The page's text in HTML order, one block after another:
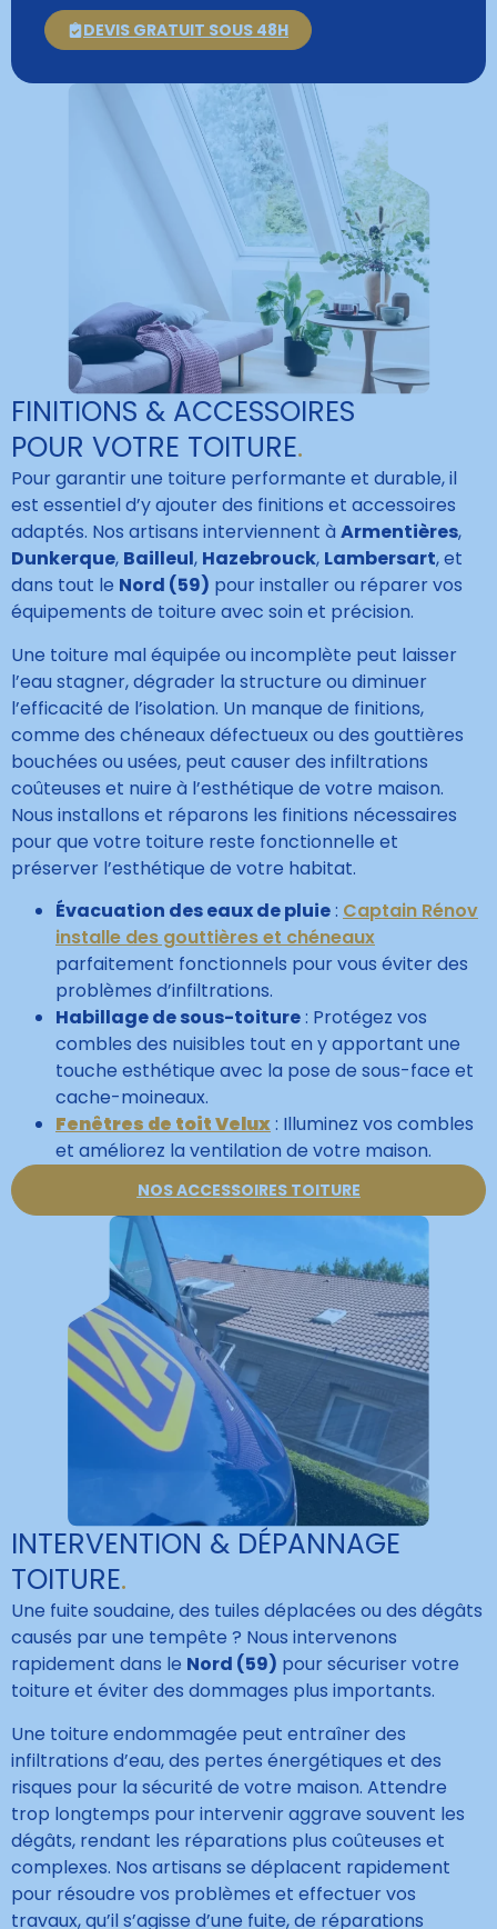
DEVIS GRATUIT SOUS 48H
FINITIONS & ACCESSOIRES
POUR VOTRE TOITURE.
Pour garantir une toiture performante et durable, il
est essentiel d’y ajouter des finitions et accessoires
adaptés. Nos artisans interviennent à Armentières,
Dunkerque, Bailleul, Hazebrouck, Lambersart, et
dans tout le Nord (59) pour installer ou réparer vos
équipements de toiture avec soin et précision.
Une toiture mal équipée ou incomplète peut laisser
l’eau stagner, dégrader la structure ou diminuer
l’efficacité de l’isolation. Un manque de finitions,
comme des chéneaux défectueux ou des gouttières
bouchées ou usées, peut causer des infiltrations
coûteuses et nuire à l’esthétique de votre maison.
Nous installons et réparons les finitions nécessaires
pour que votre toiture reste fonctionnelle et
préserver l’esthétique de votre habitat.
Évacuation des eaux de pluie: Captain Rénov
installe des gouttières et chéneaux
parfaitement fonctionnels pour vous éviter des
problèmes d’infiltrations.
Habillage de sous-toiture: Protégez vos
combles des nuisibles tout en y apportant une
touche esthétique avec la pose de sous-face et
cache-moineaux.
Fenêtres de toit Velux: Illuminez vos combles
et améliorez la ventilation de votre maison.
NOS ACCESSOIRES TOITURE
INTERVENTION & DÉPANNAGE
TOITURE.
Une fuite soudaine, des tuiles déplacées ou des dégâts
causés par une tempête ? Nous intervenons
rapidement dans le Nord (59) pour sécuriser votre
toiture et éviter des dommages plus importants.
Une toiture endommagée peut entraîner des
infiltrations d’eau, des pertes énergétiques et des
risques pour la sécurité de votre maison. Attendre
trop longtemps pour intervenir aggrave souvent les
dégâts, rendant les réparations plus coûteuses et
complexes. Nos artisans se déplacent rapidement
pour résoudre vos problèmes et effectuer vos
travaux, qu’il s’agisse d’une fuite, de réparations